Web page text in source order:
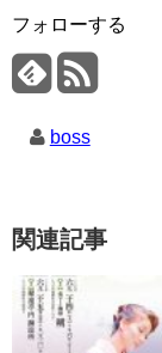
フォローする
boss
関連記事